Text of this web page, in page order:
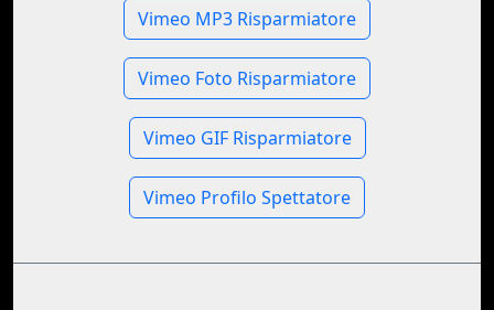
Vimeo MP3 Risparmiatore
Vimeo Foto Risparmiatore
Vimeo GIF Risparmiatore
Vimeo Profilo Spettatore